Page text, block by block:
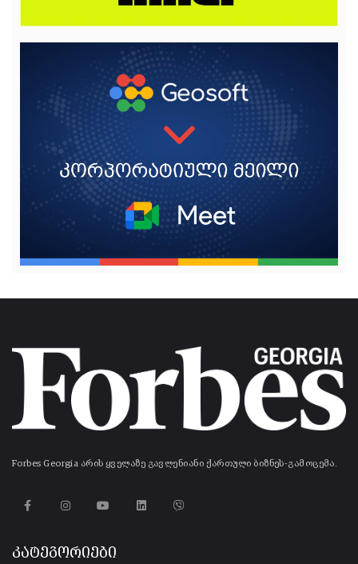
Forbes Georgia არის ყველაზე გავლენიანი ქართული ბიზნეს-გამოცემა.
კატეგორიები